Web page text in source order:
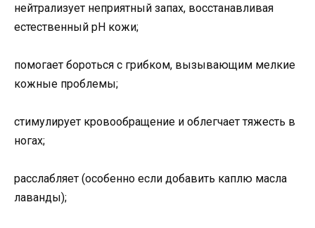
нейтрализует неприятный запах, восстанавливая
естественный pH кожи;
помогает бороться с грибком, вызывающим мелкие
кожные проблемы;
стимулирует кровообращение и облегчает тяжесть в
ногах;
расслабляет (особенно если добавить каплю масла
лаванды);